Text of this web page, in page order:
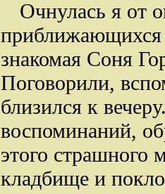
Очнулась я от
приближающихся
знакомая Соня
Поговорили,
близился к
воспоминаний,
этого страшного
кладбище и